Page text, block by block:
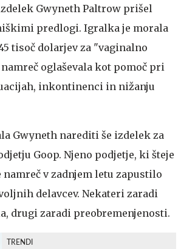
Gwyneth Paltrow prišel
predlogi. Igralka je morala
tisoč dolarjev za "vaginalno
oglaševala kot pomoč pri
inkontinenci in nižanju
Gwyneth narediti še izdelek za
Goop. Njeno podjetje, ki šteje
namreč v zadnjem letu zapustilo
delavcev. Nekateri zaradi
drugi zaradi preobremenjenosti.
TRENDI